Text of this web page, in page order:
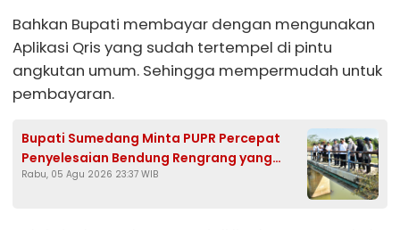
Bahkan Bupati membayar dengan mengunakan
Aplikasi Qris yang sudah tertempel di pintu
angkutan umum. Sehingga mempermudah untuk
pembayaran.
Bupati Sumedang Minta PUPR Percepat
Penyelesaian Bendung Rengrang yang
Belum Berfungsi Optimal
Rabu, 05 Agu 2026 23:37 WIB